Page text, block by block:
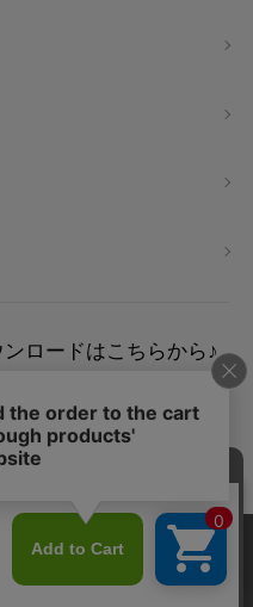
ロードはこちらから♪
だけるようCookieを利用し
シポリシー
をご確認くださ